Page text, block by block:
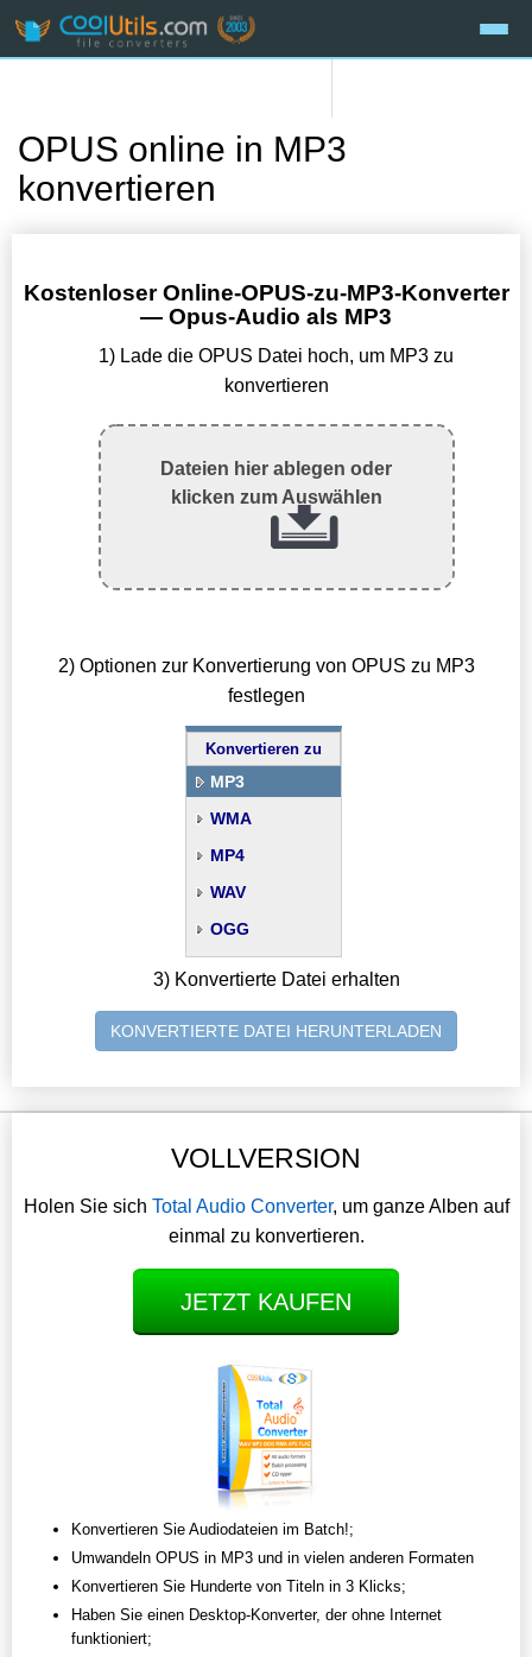
OPUS online in MP3
konvertieren
Kostenloser Online-OPUS-zu-MP3-Konverter
— Opus-Audio als MP3
1) Lade die OPUS Datei hoch, um MP3 zu
konvertieren
Dateien hier ablegen oder
klicken zum Auswählen
2) Optionen zur Konvertierung von OPUS zu MP3
festlegen
Konvertieren zu
MP3
WMA
MP4
WAV
OGG
3) Konvertierte Datei erhalten
KONVERTIERTE DATEI HERUNTERLADEN
VOLLVERSION
Holen Sie sich Total Audio Converter, um ganze Alben auf
einmal zu konvertieren.
JETZT KAUFEN
Konvertieren Sie Audiodateien im Batch!;
Umwandeln OPUS in MP3 und in vielen anderen Formaten
Konvertieren Sie Hunderte von Titeln in 3 Klicks;
Haben Sie einen Desktop-Konverter, der ohne Internet
funktioniert;